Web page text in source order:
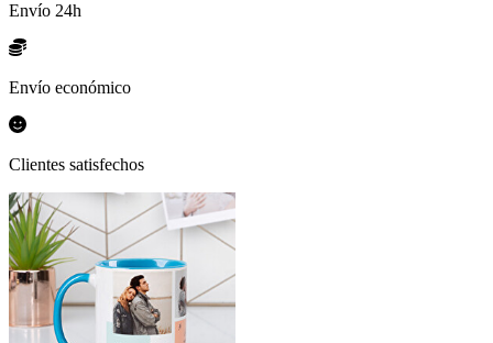
Envío 24h
Envío económico
Clientes satisfechos